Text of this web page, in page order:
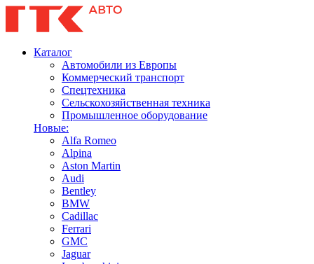
Каталог
Автомобили из Европы
Коммерческий транспорт
Спецтехника
Сельскохозяйственная техника
Промышленное оборудование
Новые:
Alfa Romeo
Alpina
Aston Martin
Audi
Bentley
BMW
Cadillac
Ferrari
GMC
Jaguar